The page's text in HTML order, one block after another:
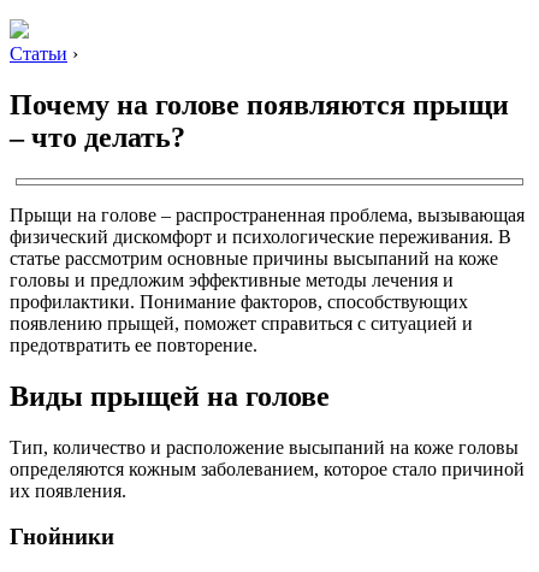
Статьи ›
Почему на голове появляются прыщи
– что делать?
Прыщи на голове – распространенная проблема, вызывающая
физический дискомфорт и психологические переживания. В
статье рассмотрим основные причины высыпаний на коже
головы и предложим эффективные методы лечения и
профилактики. Понимание факторов, способствующих
появлению прыщей, поможет справиться с ситуацией и
предотвратить ее повторение.
Виды прыщей на голове
Тип, количество и расположение высыпаний на коже головы
определяются кожным заболеванием, которое стало причиной
их появления.
Гнойники